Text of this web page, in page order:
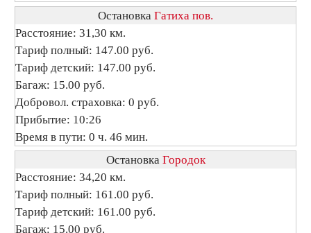
Остановка Гатиха пов.
Расстояние: 31,30 км.
Тариф полный: 147.00 руб.
Тариф детский: 147.00 руб.
Багаж: 15.00 руб.
Добровол. страховка: 0 руб.
Прибытие: 10:26
Время в пути: 0 ч. 46 мин.
Остановка Городок
Расстояние: 34,20 км.
Тариф полный: 161.00 руб.
Тариф детский: 161.00 руб.
Багаж: 15.00 руб.